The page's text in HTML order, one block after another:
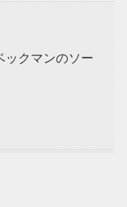
ックマンのソー